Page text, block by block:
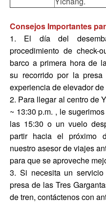
Consejos Importantes
1. El día del
procedimiento de
barco a primera hora de
su recorrido por la
experiencia de elevador de
2. Para llegar al centro de
~ 13:30 p.m. , le
las 15:30 o un vuelo
partir hacia el próximo
nuestro asesor de viajes
para que se aproveche
3. Si necesita un
presa de las Tres
de tren, contáctenos con